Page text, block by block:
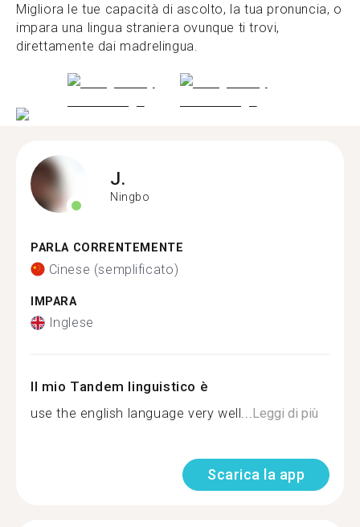
Migliora le tue capacità di ascolto, la tua pronuncia, o
impara una lingua straniera ovunque ti trovi,
direttamente dai madrelingua.
J.
Ningbo
PARLA CORRENTEMENTE
Cinese (semplificato)
IMPARA
Inglese
Il mio Tandem linguistico è
use the english language very well...Leggi di più
Scarica la app